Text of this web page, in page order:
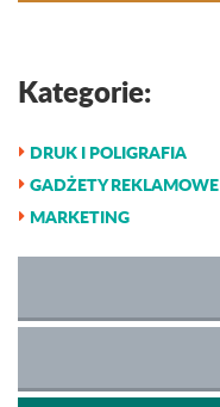
Kategorie:
DRUK I POLIGRAFIA
GADŻETY REKLAMOWE
MARKETING